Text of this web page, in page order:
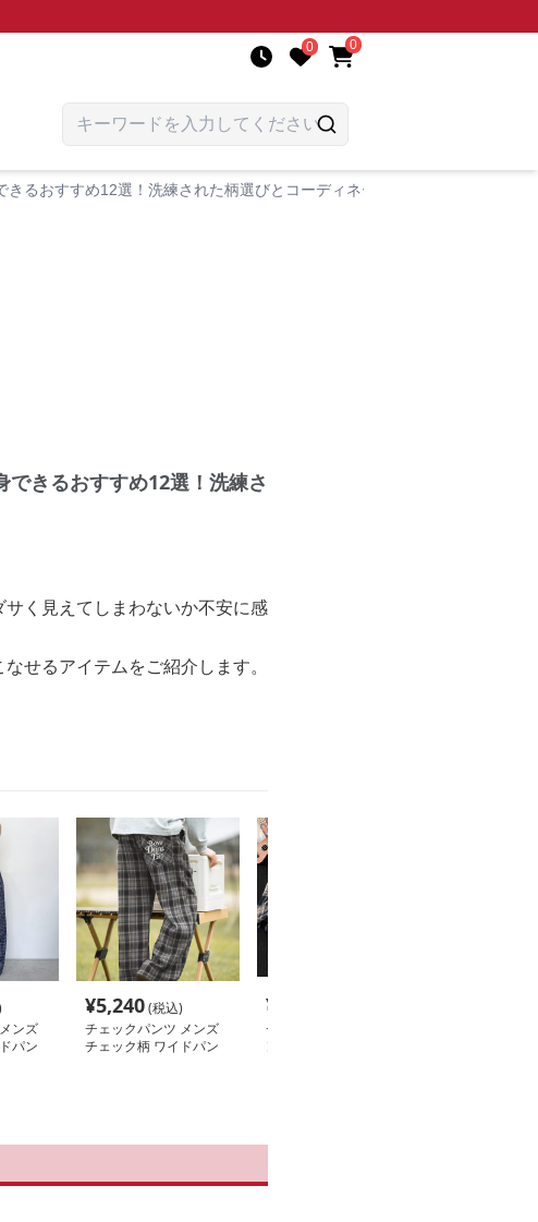
0 0
るおすすめ12選！洗練された柄選びとコーディネート次第でおしゃれ上級
きるおすすめ12選！洗練さ
く見えてしまわないか不安に感
せるアイテムをご紹介します。
ンズ
パン
¥5,240(税込)
チェックパンツ メンズ
チェック柄 ワイドパン
¥
チェックパンツ 秋冬メ
ンズチェック柄カーゴパ